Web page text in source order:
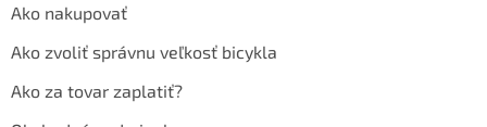
Ako nakupovať
Ako zvoliť správnu veľkosť bicykla
Ako za tovar zaplatiť?